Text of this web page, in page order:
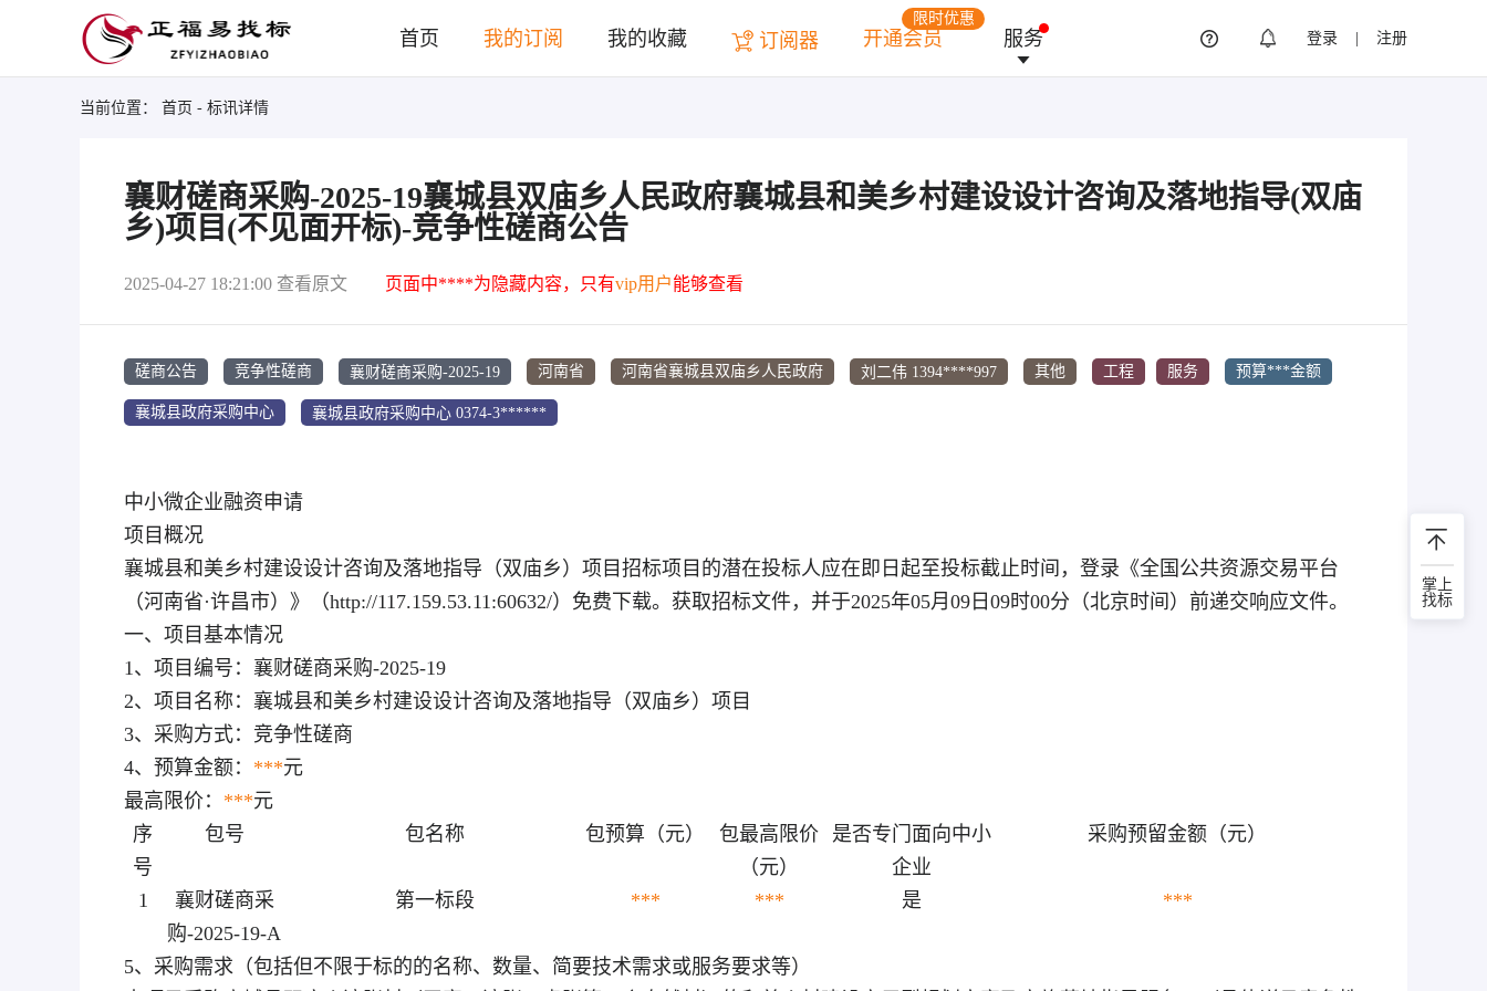
首页 我的订阅 我的收藏 订阅器 开通会员
限时优惠
服务 注册
登录
当前位置： 首页 - 标讯详情
襄财磋商采购-2025-19襄城县双庙乡人民政府襄城县和美乡村建设设计咨询及落地指导(双庙
乡)项目(不见面开标)-竞争性磋商公告
2025-04-27 18:21:00 查看原文 页面中****为隐藏内容，只有vip用户能够查看
磋商公告 竞争性磋商 襄财磋商采购-2025-19 河南省 河南省襄城县双庙乡人民政府 刘二伟 1394****997 其他 工程 服务 预算***金额
襄城县政府采购中心 襄城县政府采购中心 0374-3******
中小微企业融资申请
项目概况
襄城县和美乡村建设设计咨询及落地指导（双庙乡）项目招标项目的潜在投标人应在即日起至投标截止时间，登录《全国公共资源交易平台
（河南省·许昌市）》（http://117.159.53.11:60632/）免费下载。 获取招标文件，并于2025年05月09日09时00分 （北京时间）前递交响应文件。
一、项目基本情况
1、项目编号：襄财磋商采购-2025-19
2、项目名称：襄城县和美乡村建设设计咨询及落地指导（双庙乡）项目
3、采购方式：竞争性磋商
4、预算金额： ***元
最高限价： ***元
序
号
包号 包名称 包预算（元）
包最高限价
（元）
是否专门面向中小
企业
采购预留金额（元）
1
襄财磋商采
购-2025-19-A
第一标段 *** *** 是 ***
5、采购需求（包括但不限于标的的名称、数量、简要技术需求或服务要求等）
掌上
找标